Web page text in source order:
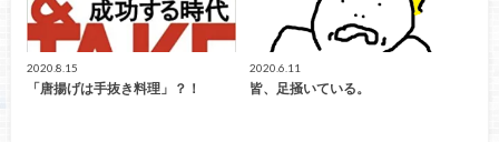
2020.8.15
「唐揚げは手抜き料理」？！
2020.6.11
皆、足掻いている。